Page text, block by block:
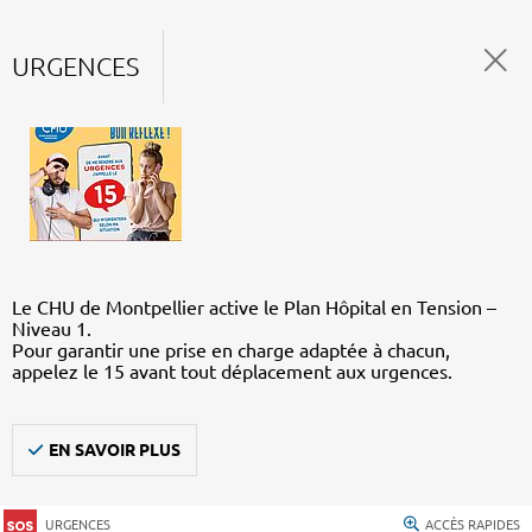
URGENCES
Le CHU de Montpellier active le Plan Hôpital en Tension –
Niveau 1.
Pour garantir une prise en charge adaptée à chacun,
appelez le 15 avant tout déplacement aux urgences.
EN SAVOIR PLUS
URGENCES ACCÈS RAPIDES